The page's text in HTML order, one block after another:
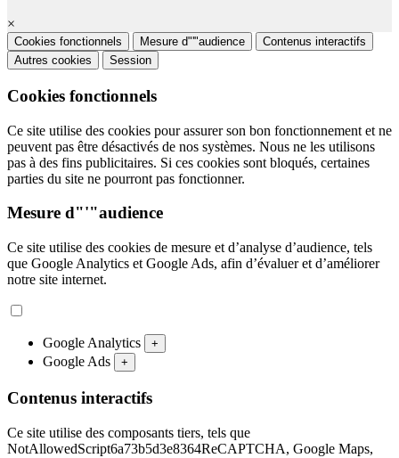
×
Cookies fonctionnels Mesure d"'"audience
Contenus interactifs
Autres cookies
Session
Cookies fonctionnels
Ce site utilise des cookies pour assurer son bon fonctionnement et ne
peuvent pas être désactivés de nos systèmes. Nous ne les utilisons
pas à des fins publicitaires. Si ces cookies sont bloqués, certaines
parties du site ne pourront pas fonctionner.
Mesure d"'"audience
Ce site utilise des cookies de mesure et d’analyse d’audience, tels
que Google Analytics et Google Ads, afin d’évaluer et d’améliorer
notre site internet.
Google Analytics +
Google Ads +
Contenus interactifs
Ce site utilise des composants tiers, tels que
NotAllowedScript6a73b5d3e8364ReCAPTCHA, Google Maps,